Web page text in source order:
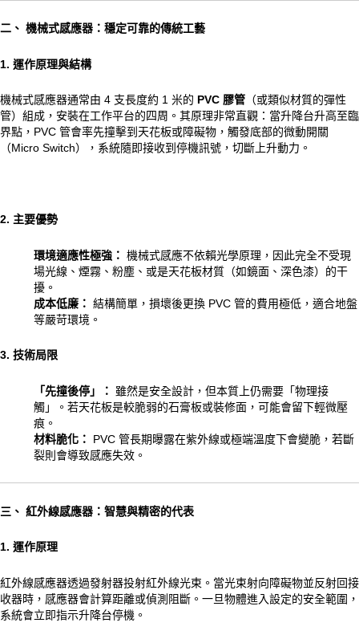
二、 機械式感應器：穩定可靠的傳統工藝
1. 運作原理與結構
機械式感應器通常由 4 支長度約 1 米的 PVC 膠管 （或類似材質的彈性
管）組成，安裝在工作平台的四周。其原理非常直觀：當升降台升高至臨
界點，PVC 管會率先撞擊到天花板或障礙物，觸發底部的微動開關
（Micro Switch），系統隨即接收到停機訊號，切斷上升動力。
2. 主要優勢
環境適應性極強： 機械式感應不依賴光學原理，因此完全不受現
場光線、煙霧、粉塵、或是天花板材質（如鏡面、深色漆）的干
擾。
成本低廉： 結構簡單，損壞後更換 PVC 管的費用極低，適合地盤
等嚴苛環境。
3. 技術局限
「先撞後停」：
雖然是安全設計，但本質上仍需要「物理接
觸」。若天花板是較脆弱的石膏板或裝修面，可能會留下輕微壓
痕。
材料脆化：
PVC 管長期曝露在紫外線或極端溫度下會變脆，若斷
裂則會導致感應失效。
三、 紅外線感應器：智慧與精密的代表
1. 運作原理
紅外線感應器透過發射器投射紅外線光束。當光束射向障礙物並反射回接
收器時，感應器會計算距離或偵測阻斷。一旦物體進入設定的安全範圍，
系統會立即指示升降台停機。